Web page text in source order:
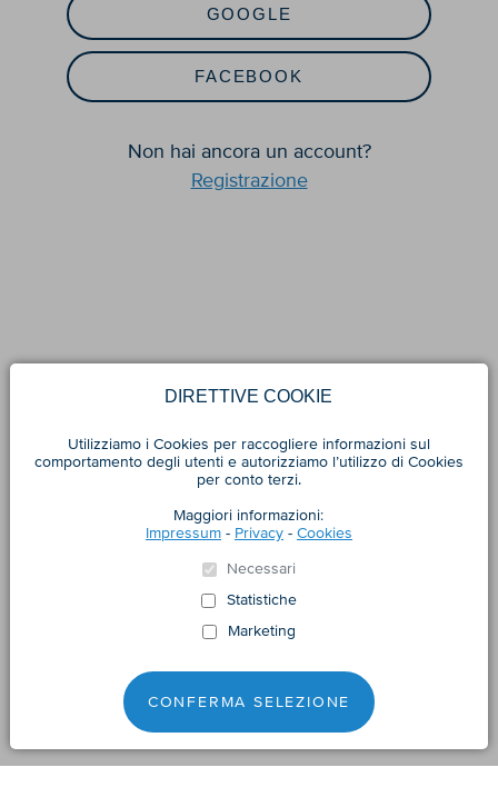
GOOGLE
FACEBOOK
Non hai ancora un account?
Registrazione
DIRETTIVE COOKIE
Utilizziamo i Cookies per raccogliere informazioni sul
comportamento degli utenti e autorizziamo l’utilizzo di Cookies
per conto terzi.
Maggiori informazioni:
Impressum- Privacy- Cookies
Necessari
Statistiche
Marketing
CONFERMA SELEZIONE